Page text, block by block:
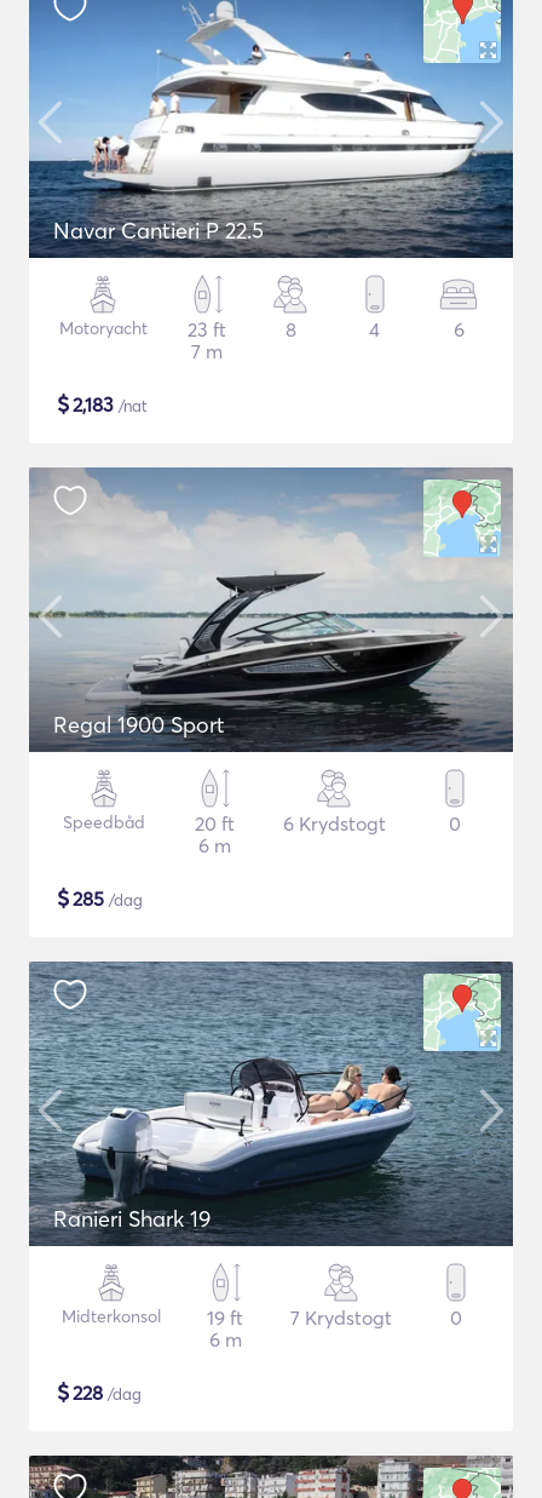
Navar Cantieri P 22.5
Motoryacht
23 ft
7 m
8 4 6
$2,183 /nat
Regal 1900 Sport
Speedbåd
20 ft
6 m
6 Krydstogt 0
$285 /dag
Ranieri Shark 19
Midterkonsol
19 ft
6 m
7 Krydstogt 0
$228 /dag